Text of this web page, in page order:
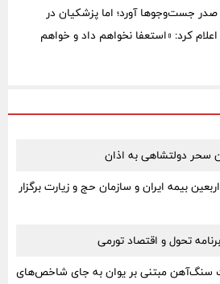
صدر جست‌وجوها آورد؛ اما پزشکیان در
کرد: «استعفا نخواهم داد و خواهم
سحر دولتشاهی به اذان
بیمه ایران و سازمان حج و زیارت برگزار
تحول و اقتصاد تورمی
سنگ‌آهن مبتنی بر یوان به جای شاخص‌های